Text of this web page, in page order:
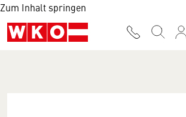
Zum Inhalt springen